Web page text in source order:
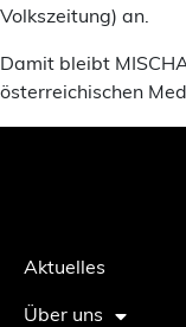
Volkszeitung) an.
Damit bleibt
österreichischen
Aktuelles
Über uns